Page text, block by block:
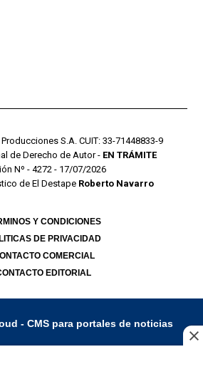
Producciones S.A. CUIT: 33-71448833-9
de Derecho de Autor - EN TRÁMITE
Nº - 4272 - 17/07/2026
de El Destape Roberto Navarro
Y CONDICIONES
DE PRIVACIDAD
COMERCIAL
EDITORIAL
- CMS para portales de noticias